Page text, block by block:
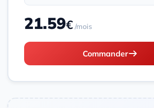
21.59€ /mois
Commander